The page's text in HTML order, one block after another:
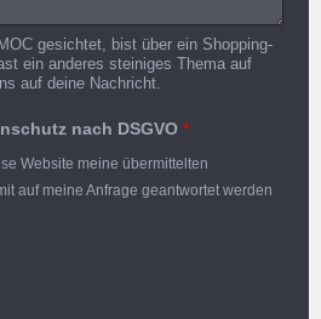
gesichtet, bist über ein Shopping-
ein anderes steiniges Thema auf
auf deine Nachricht.
nach DSGVO *
Website meine übermittelten
auf meine Anfrage geantwortet werden